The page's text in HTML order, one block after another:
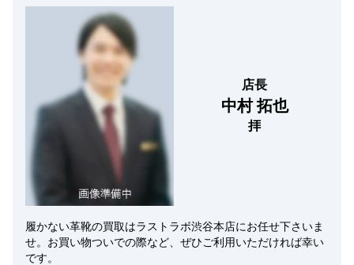
店長
中村 拓也
拝
履かない革靴の買取はラストラボ渋谷本店にお任せ下さいま
せ。お買い物ついでの際など、ぜひご利用いただければ幸い
です。